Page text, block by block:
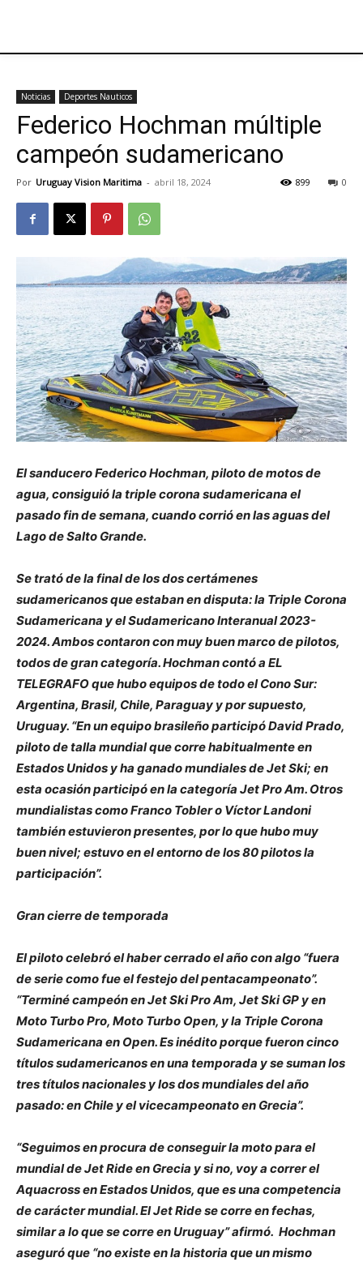
Noticias Deportes Nauticos
Federico Hochman múltiple
campeón sudamericano
Por Uruguay Vision Maritima - abril 18, 2024 0
899
El sanducero Federico Hochman, piloto de motos de
agua, consiguió la triple corona sudamericana el
pasado fin de semana, cuando corrió en las aguas del
Lago de Salto Grande.
Se trató de la final de los dos certámenes
sudamericanos que estaban en disputa: la Triple Corona
Sudamericana y el Sudamericano Interanual 2023-
2024. Ambos contaron con muy buen marco de pilotos,
todos de gran categoría. Hochman contó a EL
TELEGRAFO que hubo equipos de todo el Cono Sur:
Argentina, Brasil, Chile, Paraguay y por supuesto,
Uruguay. “En un equipo brasileño participó David Prado,
piloto de talla mundial que corre habitualmente en
Estados Unidos y ha ganado mundiales de Jet Ski; en
esta ocasión participó en la categoría Jet Pro Am. Otros
mundialistas como Franco Tobler o Víctor Landoni
también estuvieron presentes, por lo que hubo muy
buen nivel; estuvo en el entorno de los 80 pilotos la
participación”.
Gran cierre de temporada
El piloto celebró el haber cerrado el año con algo “fuera
de serie como fue el festejo del pentacampeonato”.
“Terminé campeón en Jet Ski Pro Am, Jet Ski GP y en
Moto Turbo Pro, Moto Turbo Open, y la Triple Corona
Sudamericana en Open. Es inédito porque fueron cinco
títulos sudamericanos en una temporada y se suman los
tres títulos nacionales y los dos mundiales del año
pasado: en Chile y el vicecampeonato en Grecia”.
“Seguimos en procura de conseguir la moto para el
mundial de Jet Ride en Grecia y si no, voy a correr el
Aquacross en Estados Unidos, que es una competencia
de carácter mundial. El Jet Ride se corre en fechas,
similar a lo que se corre en Uruguay” afirmó. Hochman
aseguró que “no existe en la historia que un mismo